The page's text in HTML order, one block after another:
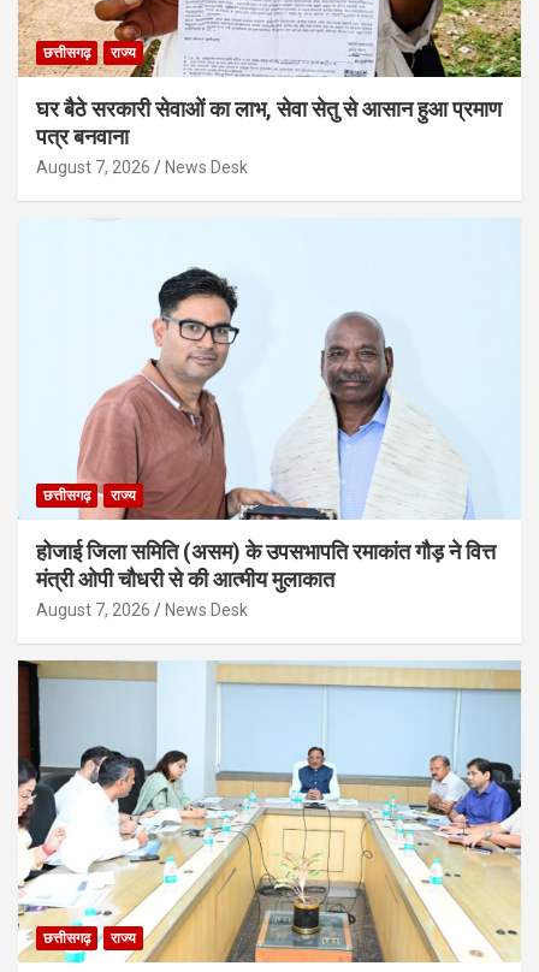
छत्तीसगढ़ राज्य
घर बैठे सरकारी सेवाओं का लाभ, सेवा सेतु से आसान हुआ प्रमाण
पत्र बनवाना
August 7, 2026 News Desk
छत्तीसगढ़ राज्य
होजाई जिला समिति (असम) के उपसभापति रमाकांत गौड़ ने वित्त
मंत्री ओपी चौधरी से की आत्मीय मुलाकात
August 7, 2026 News Desk
छत्तीसगढ़ राज्य